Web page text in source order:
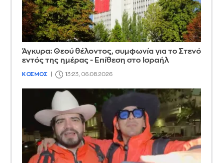
Άγκυρα: Θεού θέλοντος, συμφωνία για το Στενό
εντός της ημέρας - Επίθεση στο Ισραήλ
ΚΟΣΜΟΣ 13:23, 06.08.2026